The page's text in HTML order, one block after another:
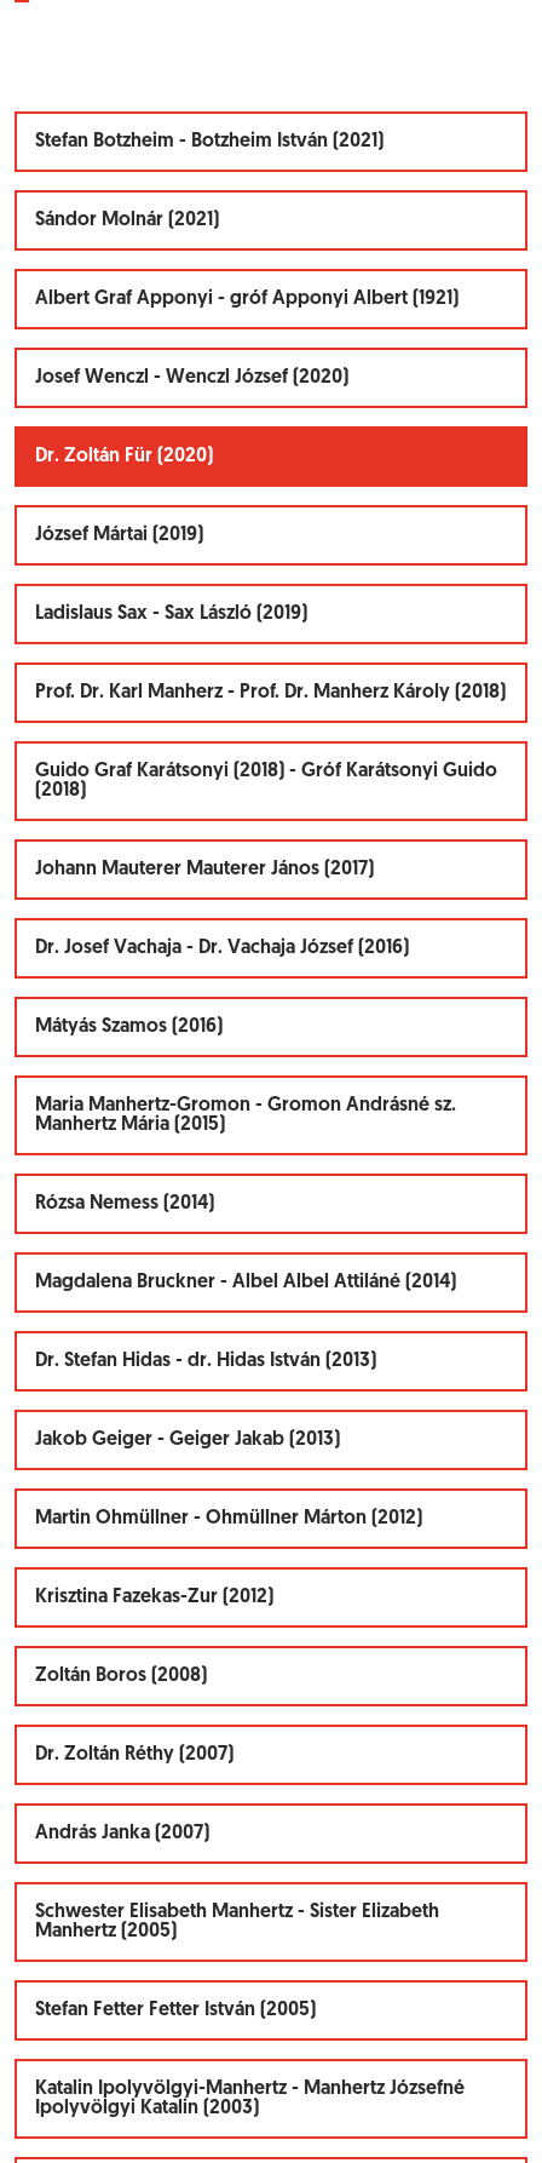
Stefan Botzheim - Botzheim István (2021)
Sándor Molnár (2021)
Albert Graf Apponyi - gróf Apponyi Albert (1921)
Josef Wenczl - Wenczl József (2020)
Dr. Zoltán Für (2020)
József Mártai (2019)
Ladislaus Sax - Sax László (2019)
Prof. Dr. Karl Manherz - Prof. Dr. Manherz Károly (2018)
Guido Graf Karátsonyi (2018) - Gróf Karátsonyi Guido
(2018)
Johann Mauterer Mauterer János (2017)
Dr. Josef Vachaja - Dr. Vachaja József (2016)
Mátyás Szamos (2016)
Maria Manhertz-Gromon - Gromon Andrásné sz.
Manhertz Mária (2015)
Rózsa Nemess (2014)
Magdalena Bruckner - Albel Albel Attiláné (2014)
Dr. Stefan Hidas - dr. Hidas István (2013)
Jakob Geiger - Geiger Jakab (2013)
Martin Ohmüllner - Ohmüllner Márton (2012)
Krisztina Fazekas-Zur (2012)
Zoltán Boros (2008)
Dr. Zoltán Réthy (2007)
András Janka (2007)
Schwester Elisabeth Manhertz - Sister Elizabeth
Manhertz (2005)
Stefan Fetter Fetter István (2005)
Katalin Ipolyvölgyi-Manhertz - Manhertz Józsefné
Ipolyvölgyi Katalin (2003)